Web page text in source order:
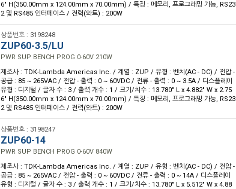
6" H(350.00mm x 124.00mm x 70.00mm) / 특징 : 메모리, 프로그래밍 가능, RS23
2 및 RS485 인터페이스 / 전력(와트) : 200W
상품번호 : 3198248
ZUP60-3.5/LU
PWR SUP BENCH PROG 0-60V 210W
제조사 : TDK-Lambda Americas Inc. / 계열 : ZUP / 유형 : 벤치(AC - DC) / 전압 -
공급 : 85 ~ 265VAC / 전압 - 출력 : 0 ~ 60VDC / 전류 - 출력 : 0 ~ 3.5A / 디스플레이
유형 : 디지털 / 글자 수 : 3 / 출력 개수 : 1 / 크기/치수 : 13.780" L x 4.882" W x 2.75
6" H(350.00mm x 124.00mm x 70.00mm) / 특징 : 메모리, 프로그래밍 가능, RS23
2 및 RS485 인터페이스 / 전력(와트) : 200W
상품번호 : 3198247
ZUP60-14
PWR SUP BENCH PROG 0-60V 840W
제조사 : TDK-Lambda Americas Inc. / 계열 : ZUP / 유형 : 벤치(AC - DC) / 전압 -
공급 : 85 ~ 265VAC / 전압 - 출력 : 0 ~ 60VDC / 전류 - 출력 : 0 ~ 14A / 디스플레이
유형 : 디지털 / 글자 수 : 3 / 출력 개수 : 1 / 크기/치수 : 13.780" L x 5.512" W x 4.88